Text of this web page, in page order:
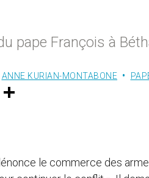
pape François à
ANNE KURIAN-MONTABONE
w
le commerce des